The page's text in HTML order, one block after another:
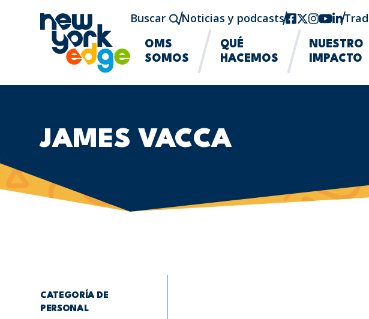
Buscar Noticias y podcastsFacebook
twitter-x
Instagram
YouTube
OMS
SOMOS
QUÉ
HACEMOS
NUESTRO
IMPACTO
JAMES VACCA
CATEGORÍA DE
PERSONAL